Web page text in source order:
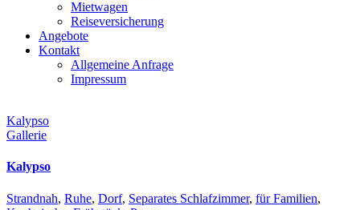
Mietwagen
Reiseversicherung
Angebote
Kontakt
Allgemeine Anfrage
Impressum
Kalypso
Gallerie
Kalypso
Strandnah, Ruhe, Dorf, Separates Schlafzimmer, für Familien,